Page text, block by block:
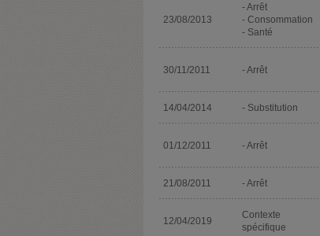
23/08/2013
- Arrêt
- Consommation
- Santé
30/11/2011 - Arrêt
14/04/2014 - Substitution
01/12/2011 - Arrêt
21/08/2011 - Arrêt
12/04/2019
Contexte
spécifique